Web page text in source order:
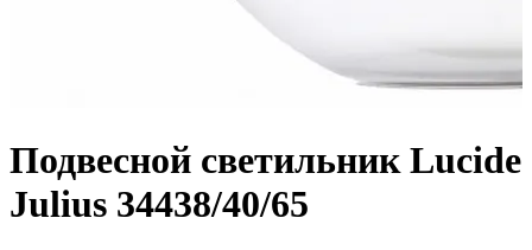
Подвесной светильник Lucide
Julius 34438/40/65